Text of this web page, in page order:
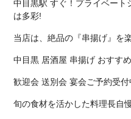
中目黒駅 すぐ！プライベート
は多彩!
当店は、絶品の『串揚げ』を
中目黒 居酒屋 串揚げ おすす
歓迎会 送別会 宴会ご予約受付
旬の食材を活かした料理長自